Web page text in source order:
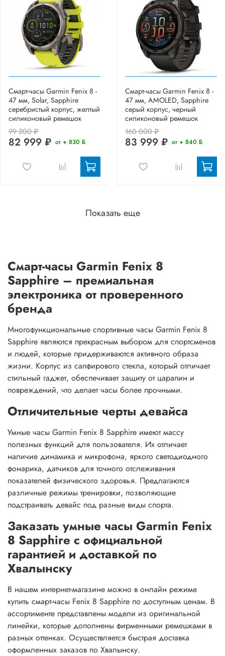
Смарт-часы Garmin Fenix 8 -
47 мм, Solar, Sapphire
серебристый корпус, желтый
силиконовый ремешок
99 200 ₽
82 999 ₽ от + 830 Б
Смарт-часы Garmin Fenix 8 -
47 мм, AMOLED, Sapphire
серый корпус, черный
силиконовый ремешок
160 000 ₽
83 999 ₽ от + 840 Б
Показать еще
Смарт-часы Garmin Fenix 8
Sapphire – премиальная
электроника от проверенного
бренда
Многофункциональные спортивные часы Garmin Fenix 8
Sapphire являются прекрасным выбором для спортсменов
и людей, которые придерживаются активного образа
жизни. Корпус из сапфирового стекла, который отличает
стильный гаджет, обеспечивает защиту от царапин и
повреждений, что делает часы более прочными.
Отличительные черты девайса
Умные часы Garmin Fenix 8 Sapphire имеют массу
полезных функций для пользователя. Их отличает
наличие динамика и микрофона, яркого светодиодного
фонарика, датчиков для точного отслеживания
показателей физического здоровья. Предлагаются
различные режимы тренировки, позволяющие
подстраивать девайс под разные виды спорта.
Заказать умные часы Garmin Fenix
8 Sapphire с официальной
гарантией и доставкой по
Хвалынску
В нашем интернет-магазине можно в онлайн режиме
купить смарт-часы Fenix 8 Sapphire по доступным ценам. В
ассортименте представлены модели из оригинальной
линейки, которые дополнены фирменными ремешками в
разных оттенках. Осуществляется быстрая доставка
оформленных заказов по Хвалынску.